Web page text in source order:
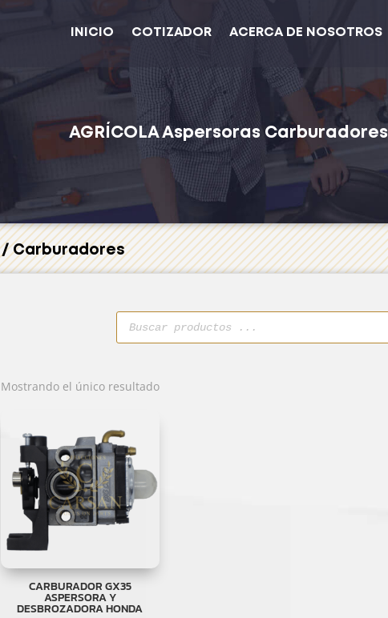
INICIO COTIZADOR ACERCA DE NOSOTROS
AGRÍCOLA Aspersoras Carburadores
Carburadores
Búsqueda
productos
Mostrando el único resultado
CARBURADOR GX35
ASPERSORA Y
DESBROZADORA HONDA